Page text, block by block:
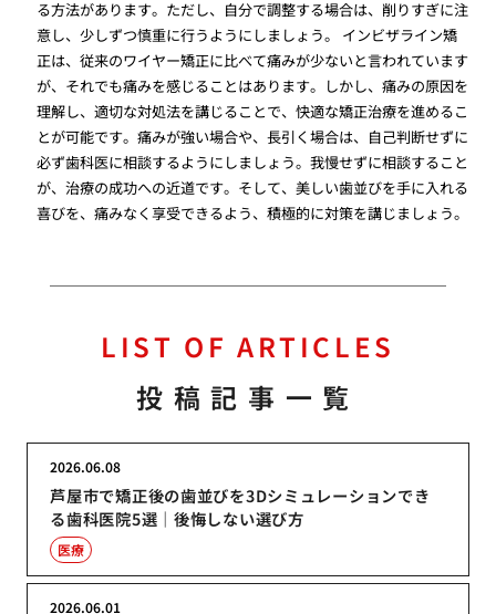
る方法があります。ただし、自分で調整する場合は、削りすぎに注
意し、少しずつ慎重に行うようにしましょう。 インビザライン矯
正は、従来のワイヤー矯正に比べて痛みが少ないと言われています
が、それでも痛みを感じることはあります。しかし、痛みの原因を
理解し、適切な対処法を講じることで、快適な矯正治療を進めるこ
とが可能です。痛みが強い場合や、長引く場合は、自己判断せずに
必ず歯科医に相談するようにしましょう。我慢せずに相談すること
が、治療の成功への近道です。そして、美しい歯並びを手に入れる
喜びを、痛みなく享受できるよう、積極的に対策を講じましょう。
LIST OF ARTICLES
投稿記事一覧
芦屋市で矯正後の歯並びを3Dシミュレーションでき
る歯科医院5選｜後悔しない選び方
2026.06.08
医療
2026.06.01